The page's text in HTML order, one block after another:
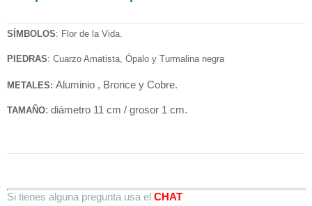
SÍMBOLOS: Flor de la Vida.
PIEDRAS: Cuarzo Amatista, Ópalo y Turmalina negra
METALES: Aluminio , Bronce y Cobre.
TAMAÑO: diámetro 11 cm / grosor 1 cm.
Si tienes alguna pregunta usa el CHAT